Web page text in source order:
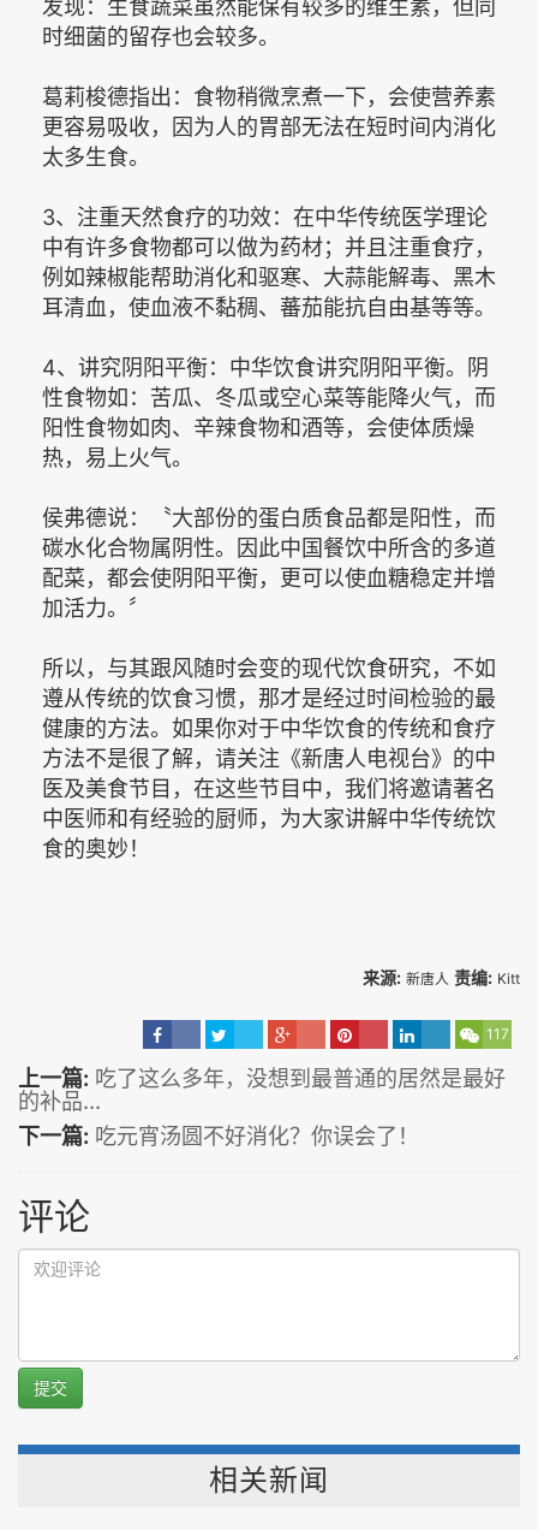
发现：生食蔬菜虽然能保有较多的维生素，但同
时细菌的留存也会较多。
葛莉梭德指出：食物稍微烹煮一下，会使营养素
更容易吸收，因为人的胃部无法在短时间内消化
太多生食。
3、注重天然食疗的功效：在中华传统医学理论
中有许多食物都可以做为药材；并且注重食疗，
例如辣椒能帮助消化和驱寒、大蒜能解毒、黑木
耳清血，使血液不黏稠、蕃茄能抗自由基等等。
4、讲究阴阳平衡：中华饮食讲究阴阳平衡。阴
性食物如：苦瓜、冬瓜或空心菜等能降火气，而
阳性食物如肉、辛辣食物和酒等，会使体质燥
热，易上火气。
侯弗德说：〝大部份的蛋白质食品都是阳性，而
碳水化合物属阴性。因此中国餐饮中所含的多道
配菜，都会使阴阳平衡，更可以使血糖稳定并增
加活力。〞
所以，与其跟风随时会变的现代饮食研究，不如
遵从传统的饮食习惯，那才是经过时间检验的最
健康的方法。如果你对于中华饮食的传统和食疗
方法不是很了解，请关注《新唐人电视台》的中
医及美食节目，在这些节目中，我们将邀请著名
中医师和有经验的厨师，为大家讲解中华传统饮
食的奥妙！
来源: 新唐人 责编: Kitt
117
上一篇: 吃了这么多年，没想到最普通的居然是最好
的补品...
下一篇: 吃元宵汤圆不好消化？你误会了！
评论
提交
相关新闻